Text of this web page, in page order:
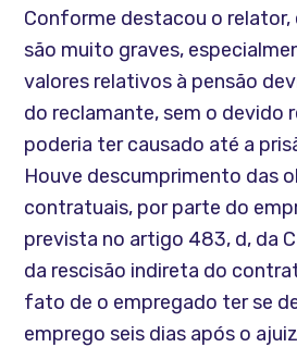
Conforme destacou o
são muito graves,
valores relativos à pensão
do reclamante, sem o devido
poderia ter causado até a
Houve descumprimento das
contratuais, por parte do
prevista no artigo 483, d, da
da rescisão indireta do
fato de o empregado ter se
emprego seis dias após o